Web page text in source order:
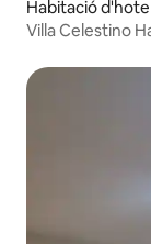
Habitació